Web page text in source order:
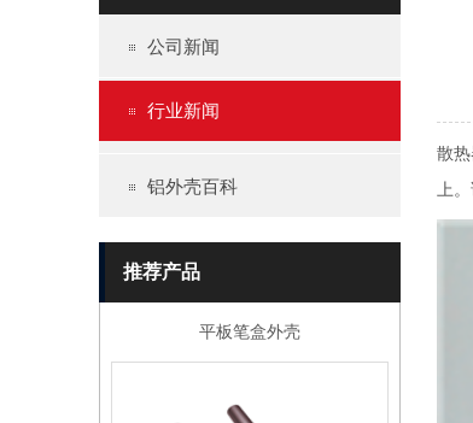
公司新闻
行业新闻
铝外壳百科
推荐产品
平板笔盒外壳
散热
上